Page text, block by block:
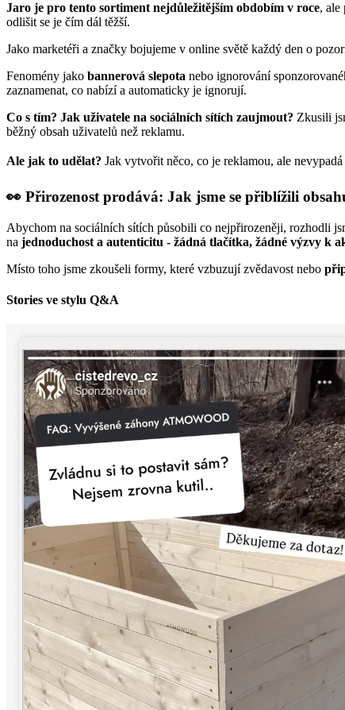
Jaro je pro tento sortiment nejdůležitějším obdobím v roce, ale
odlišit se je čím dál těžší.
Jako marketéři a značky bojujeme v online světě každý den o
Fenomény jako bannerová slepota nebo ignorování
zaznamenat, co nabízí a automaticky je ignorují.
Co s tím? Jak uživatele na sociálních sítích zaujmout? Zkusili
běžný obsah uživatelů než reklamu.
Ale jak to udělat? Jak vytvořit něco, co je reklamou, ale nevypadá
👀 Přirozenost prodává: Jak jsme se přiblížili
Abychom na sociálních sítích působili co nejpřirozeněji, rozhodli
na jednoduchost a autenticitu - žádná tlačítka, žádné výzvy k
Místo toho jsme zkoušeli formy, které vzbuzují zvědavost nebo
Stories ve stylu Q&A